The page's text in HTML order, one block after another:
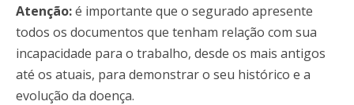
Atenção:é importante que o segurado apresente
todos os documentos que tenham relação com sua
incapacidade para o trabalho, desde os mais antigos
até os atuais, para demonstrar o seu histórico e a
evolução da doença.